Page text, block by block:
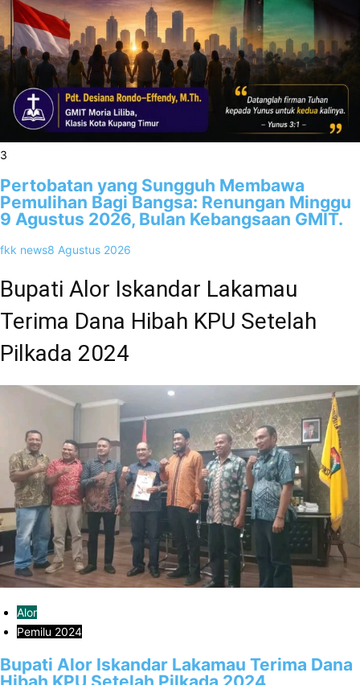
3
Pertobatan yang Sungguh Membawa
Pemulihan Bagi Bangsa: Renungan Minggu
9 Agustus 2026, Bulan Kebangsaan GMIT.
fkk news8 Agustus 2026
Bupati Alor Iskandar Lakamau
Terima Dana Hibah KPU Setelah
Pilkada 2024
Alor
Pemilu 2024
Bupati Alor Iskandar Lakamau Terima Dana